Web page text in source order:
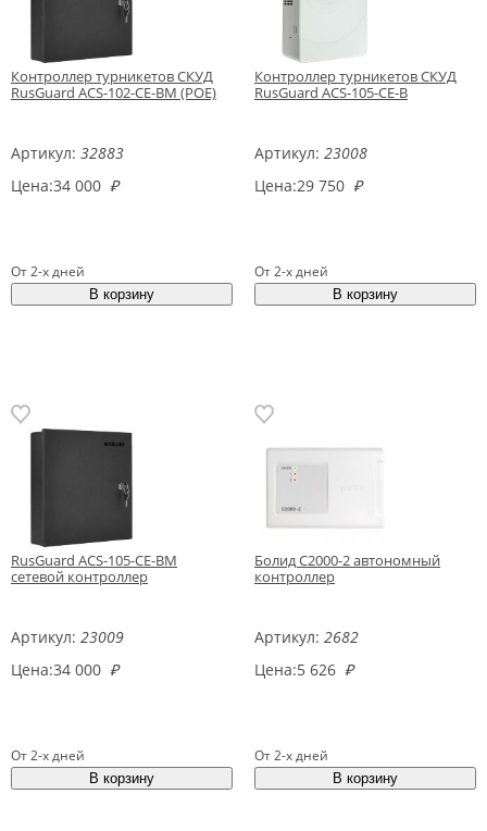
Контроллер турникетов СКУД
RusGuard ACS-102-CE-BM (POE)
Артикул: 32883
Цена:34 000 ₽
От 2-х дней
Контроллер турникетов СКУД
RusGuard ACS-105-CE-B
Артикул: 23008
Цена:29 750 ₽
От 2-х дней
RusGuard ACS-105-CE-BM
сетевой контроллер
Артикул: 23009
Цена:34 000 ₽
От 2-х дней
Болид С2000-2 автономный
контроллер
Артикул: 2682
Цена:5 626 ₽
От 2-х дней